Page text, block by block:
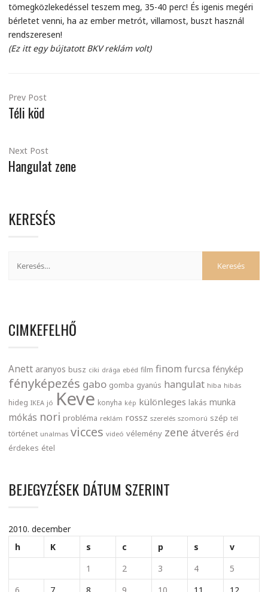
tömegközlekedéssel teszem meg, 35-40 perc! És igenis megéri
bérletet venni, ha az ember metrót, villamost, buszt használ
rendszeresen!
(Ez itt egy bújtatott BKV reklám volt)
Prev Post
Téli köd
Next Post
Hangulat zene
KERESÉS
CIMKEFELHŐ
Anett aranyos busz ciki drága ebéd film finom furcsa fénykép
fényképezés gabo gomba gyanús hangulat hiba hibás
hideg IKEA jó Keve konyha kép különleges lakás munka
mókás nori probléma reklám rossz szerelés szomorú szép tél
történet unalmas vicces videó vélemény zene átverés érd
érdekes étel
BEJEGYZÉSEK DÁTUM SZERINT
2010. december
h
K s c p s
v
1
2 3 4
5
6
7 8 9 10 11
12